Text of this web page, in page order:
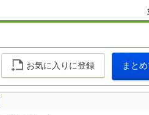
お気に入りに登録 まと